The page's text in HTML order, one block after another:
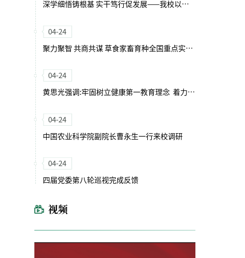
深学细悟铸根基 实干笃行促发展——我校以正确政绩观引领“十五五”开局新征程
04-24
聚力聚智 共商共谋 草食家畜育种全国重点实验室（筹）学术委员会会议召开
04-24
黄思光强调:牢固树立健康第一教育理念 着力培养德智体美劳全面发展的卓越农林人才
04-24
中国农业科学院副院长曹永生一行来校调研
04-24
四届党委第八轮巡视完成反馈
视频